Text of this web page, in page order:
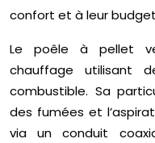
confort et à leur
Le poêle à pellet
chauffage utilisant
combustible. Sa
des fumées et
via un conduit